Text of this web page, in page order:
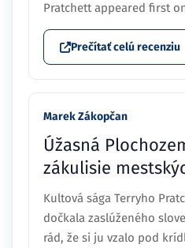
Pratchett appeared first
Prečítať celú recenziu
Marek Zákopčan
Úžasná
zákulisie
Kultová sága Terryho
dočkala zaslúženého
rád, že si ju vzalo pod